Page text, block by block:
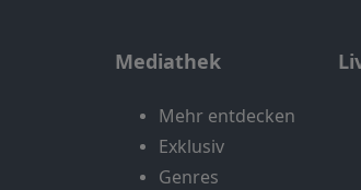
Mediathek
Mehr entdecken
Exklusiv
Genres